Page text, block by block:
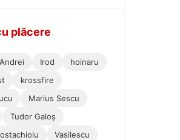
plăcere
Andrei Irod
hoinaru
krossfire
Marius Sescu
Tudor Galoș
Vasilescu